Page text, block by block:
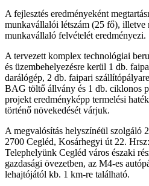
A fejlesztés eredményeként
munkavállalói létszám (25 fő), illetve
munkavállaló felvételét eredményezi.
A tervezett komplex technológiai
és üzembehelyezésre kerül 1 db.
darálógép, 2 db. faipari
BAG töltő állvány és 1 db. ciklonos
projekt eredményképp termelési
történő növekedését várjuk.
A megvalósítás helyszínéül szolgáló
2700 Cegléd, Kosárhegyi út 22.
Telephelyünk Cegléd város északi
gazdasági övezetben, az M4-es
lehajtójától kb. 1 km-re található.